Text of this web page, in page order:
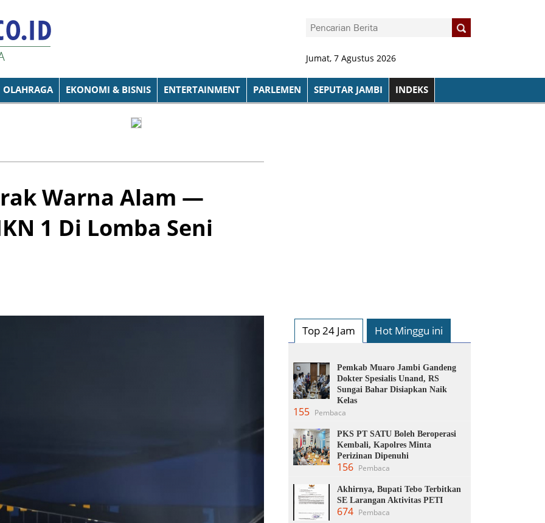
Jumat, 7 Agustus 2026
OLAHRAGA EKONOMI & BISNIS ENTERTAINMENT PARLEMEN SEPUTAR JAMBI INDEKS
Warna Alam —
1 Di Lomba Seni
Top 24 Jam Hot Minggu ini
Pemkab Muaro Jambi Gandeng
Dokter Spesialis Unand, RS
Sungai Bahar Disiapkan Naik
Kelas
155 Pembaca
PKS PT SATU Boleh Beroperasi
Kembali, Kapolres Minta
Perizinan Dipenuhi
156 Pembaca
Akhirnya, Bupati Tebo Terbitkan
SE Larangan Aktivitas PETI
674 Pembaca